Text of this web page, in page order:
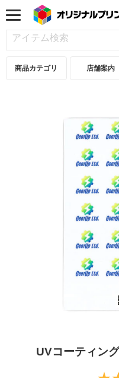
商品カテゴリ 店舗案内
UVコーティン